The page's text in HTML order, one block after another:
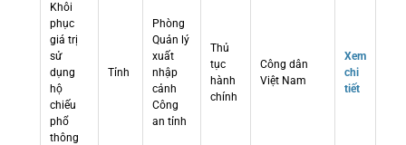
Khôi
phục
giá trị
sử
dụng
hộ
chiếu
phổ
thông
Tỉnh
Phòng
Quản lý
xuất
nhập
cảnh
Công
an tỉnh
Thủ
tục
hành
chính
Công dân
Việt Nam
Xem
chi
tiết